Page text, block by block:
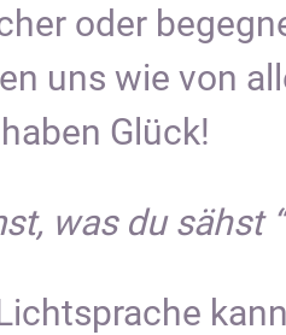
oder
uns wie von
Glück!
was du sähst “